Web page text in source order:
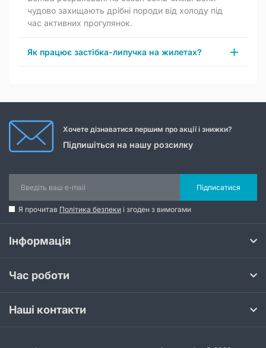
чудово захищають дрібні породи від холоду під
час активних прогулянок.
Як працює застібка-липучка на жилетах?
Хочете дізнаватися першим про акції і знижки?
Підпишіться на нашу розсилку
Підписатися
Я прочитав Політика безпеки і згоден з вимогами
Інформація
Час роботи
Наші контакти